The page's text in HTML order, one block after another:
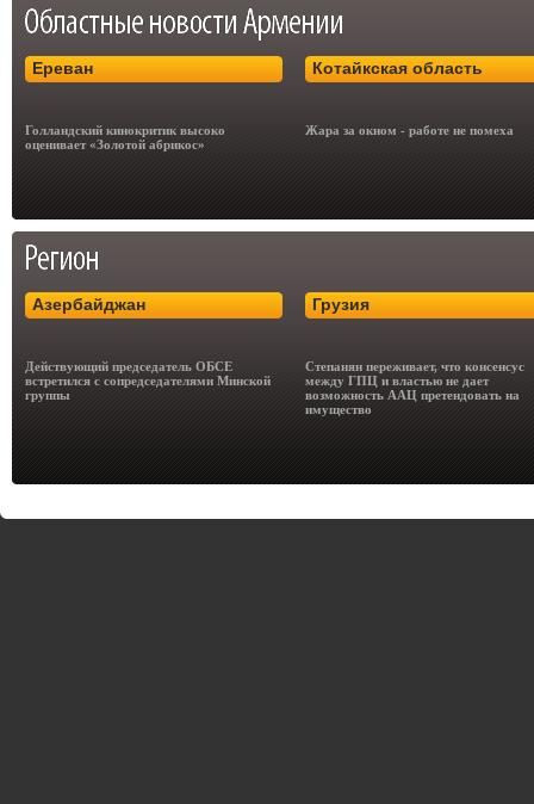
Ереван
Голландский кинокритик высоко
оценивает «Золотой абрикос»
Котайкская область
Жара за окном - работе не помеха
Азербайджан
Действующий председатель ОБСЕ
встретился с сопредседателями Минской
группы
Грузия
Степанян переживает, что консенсус
между ГПЦ и властью не дает
возможность ААЦ претендовать на
имущество